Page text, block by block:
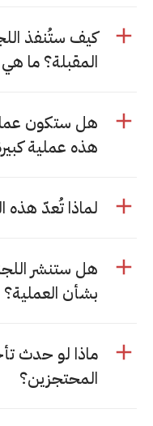
كيف ستُنفذ
المقبلة؟ ما
هل ستكون
هذه عملية
لماذا تُعدّ هذه
هل ستنشر
بشأن العملية؟
ماذا لو حدث
المحتجزين؟